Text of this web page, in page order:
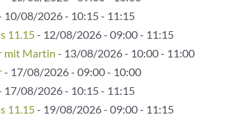
10/08/2026 - 10:15 - 11:15
11.15- 12/08/2026 - 09:00 - 11:15
mit Martin - 13/08/2026 - 10:00 - 11:00
- 17/08/2026 - 09:00 - 10:00
17/08/2026 - 10:15 - 11:15
11.15- 19/08/2026 - 09:00 - 11:15